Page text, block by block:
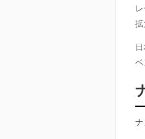
拡
ベ